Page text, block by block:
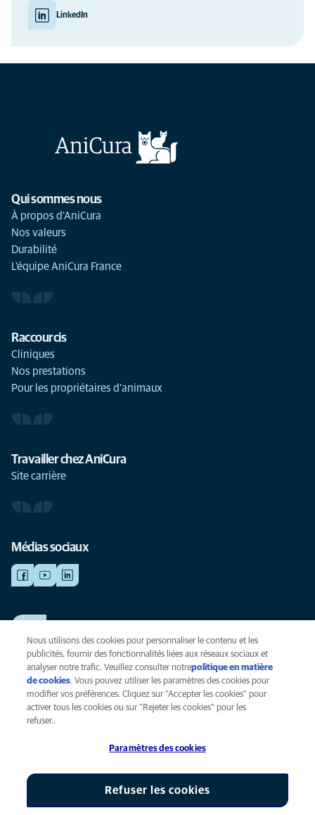
LinkedIn
Qui sommes nous
À propos d'AniCura
Nos valeurs
Durabilité
L'équipe AniCura France
Raccourcis
Cliniques
Nos prestations
Pour les propriétaires d'animaux
Travailler chez AniCura
Site carrière
Médias sociaux
Voir nos offres d'emploi
Vie privée
Légal
Cookies
AniCura est une filiale de Mars, Inc © 2026
Nous utilisons des cookies pour personnaliser le contenu et les
publicités, fournir des fonctionnalités liées aux réseaux sociaux et
analyser notre trafic. Veuillez consulter notrepolitique en matière
de cookies(opens in a new tab)
. Vous pouvez utiliser les paramètres des cookies pour
modifier vos préférences. Cliquez sur "Accepter les cookies" pour
activer tous les cookies ou sur "Rejeter les cookies" pour les
refuser..
Paramètres des cookies
Refuser les cookies